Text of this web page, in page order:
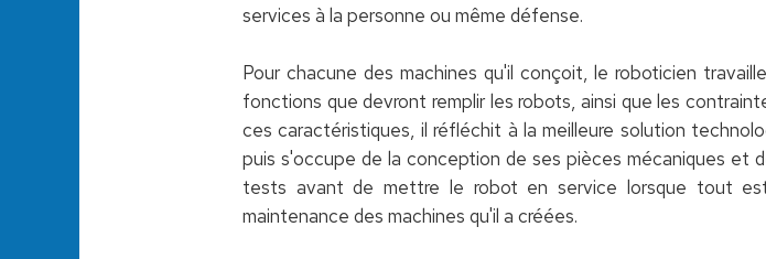
services à la personne ou même défense.
Pour chacune des machines qu'il conçoit, le roboticien
fonctions que devront remplir les robots, ainsi que les
ces caractéristiques, il réfléchit à la meilleure solution
puis s'occupe de la conception de ses pièces mécaniques et
tests avant de mettre le robot en service lorsque tout
maintenance des machines qu'il a créées.